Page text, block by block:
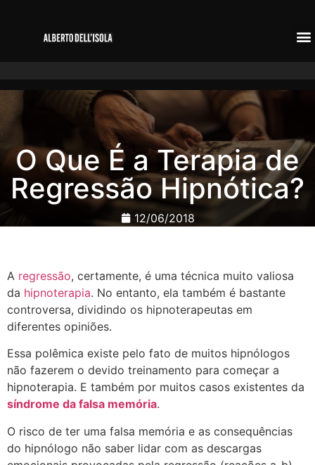
O Que É a Terapia de
Regressão Hipnótica?
12/06/2018
A regressão, certamente, é uma técnica muito valiosa
da hipnoterapia. No entanto, ela também é bastante
controversa, dividindo os hipnoterapeutas em
diferentes opiniões.
Essa polêmica existe pelo fato de muitos hipnólogos
não fazerem o devido treinamento para começar a
hipnoterapia. E também por muitos casos existentes da
síndrome da falsa memória.
O risco de ter uma falsa memória e as consequências
do hipnólogo não saber lidar com as descargas